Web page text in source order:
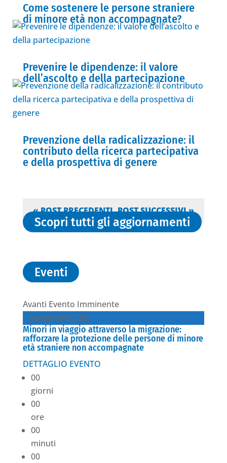
Come sostenere le persone straniere
di minore età non accompagnate?
Prevenire le dipendenze: il valore
dell’ascolto e della partecipazione
Prevenzione della radicalizzazione: il
contributo della ricerca partecipativa
e della prospettiva di genere
« POST PRECEDENTI POST SUCCESSIVI »
Scopri tutti gli aggiornamenti
Eventi
Avanti Evento Imminente
1 Settembre 2026
Minori in viaggio attraverso la migrazione:
rafforzare la protezione delle persone di minore
età straniere non accompagnate
DETTAGLIO EVENTO
00
giorni
00
ore
00
minuti
00